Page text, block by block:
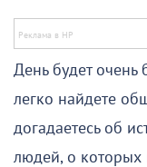
День будет
легко найдете
догадаетесь об
людей, о которых